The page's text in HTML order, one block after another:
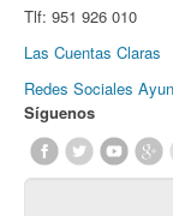
Tlf: 951 926 010
Las Cuentas Claras
Redes Sociales
Síguenos